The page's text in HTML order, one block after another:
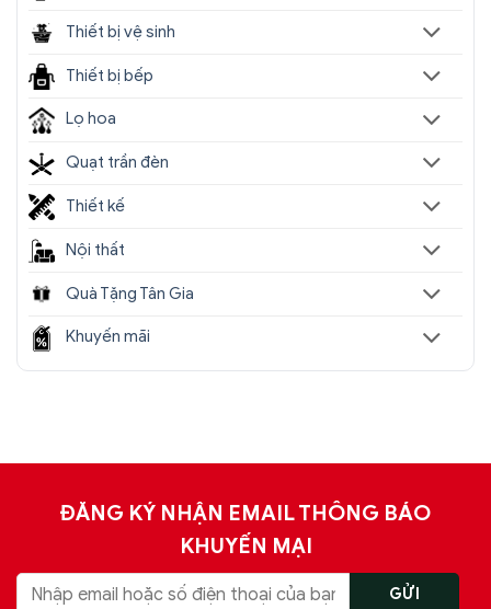
Thiết bị vệ sinh
Thiết bị bếp
Lọ hoa
Quạt trần đèn
Thiết kế
Nội thất
Quà Tặng Tân Gia
Khuyến mãi
ĐĂNG KÝ NHẬN EMAIL THÔNG BÁO
KHUYẾN MẠI